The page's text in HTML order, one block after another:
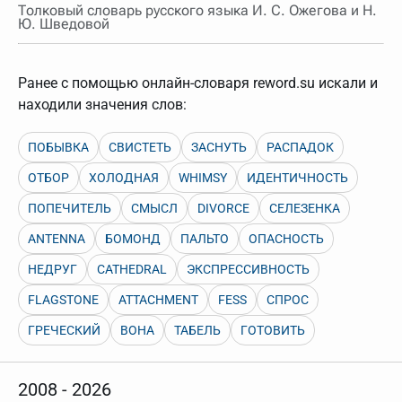
нужно будет нажать на кнопку "Найти".
Для более сложных случаев существует возможность
указывать несколько слов в запросе. Например, если
"Найти", выведутся все словарные статьи о поэте
Пушкине, но не о городе.
В сложных запросах тоже могут присутствовать
неизвестные буквы. Например, в кроссворде есть
слово "***м***ов", в задании "русский поэт 19 века".
Пишем в Reword первым словом "***м***ов", далее
через пробел "поэт". Получается "***м***ов поэт" (без
кавычек). Нажимаем "Найти" и получаем статью
"Лермонтов" и не только.
Порядок словарей можно изменять, перетаскивая
словарь вверх или вниз за прямоугольник слева от
названия словаря. Также можно выключать ненужные
словари.
Толковый словарь русского языка И. С. Ожегова и Н.
Ю. Шведовой
Ранее с помощью онлайн-словаря reword.su искали и
находили значения слов:
ПОБЫВКА СВИСТЕТЬ ЗАСНУТЬ РАСПАДОК
ОТБОР ХОЛОДНАЯ WHIMSY ИДЕНТИЧНОСТЬ
ПОПЕЧИТЕЛЬ СМЫСЛ DIVORCE СЕЛЕЗЕНКА
ANTENNA БОМОНД ПАЛЬТО ОПАСНОСТЬ
НЕДРУГ CATHEDRAL ЭКСПРЕССИВНОСТЬ
FLAGSTONE ATTACHMENT FESS СПРОС
ГРЕЧЕСКИЙ ВОНА ТАБЕЛЬ ГОТОВИТЬ
2008 - 2026